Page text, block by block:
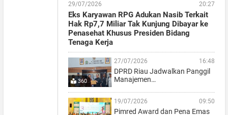
29/07/2026 20:27
Eks Karyawan RPG Adukan Nasib Terkait
Hak Rp7,7 Miliar Tak Kunjung Dibayar ke
Penasehat Khusus Presiden Bidang
Tenaga Kerja
360
27/07/2026 16:48
DPRD Riau Jadwalkan Panggil
Manajemen…
19/07/2026 09:50
Pimred Award dan Pena Emas